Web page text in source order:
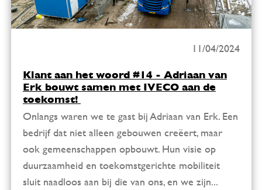
11/04/2024
Klant aan het woord #14 - Adriaan van
Erk bouwt samen met IVECO aan de
toekomst! ️
Onlangs waren we te gast bij Adriaan van Erk. Een
bedrijf dat niet alleen gebouwen creëert, maar
ook gemeenschappen opbouwt. Hun visie op
duurzaamheid en toekomstgerichte mobiliteit
sluit naadloos aan bij die van ons, en we zijn...